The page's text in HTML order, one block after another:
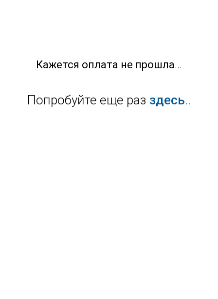
Кажется оплата не прошла...
Попробуйте еще раз здесь..